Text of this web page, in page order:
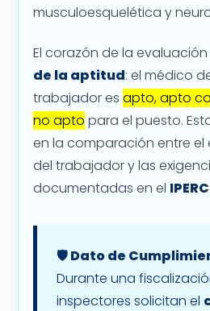
musculoesquelética y
El corazón de la evaluación
de la aptitud: el médico
trabajador es apto, apto
no apto para el puesto.
en la comparación entre el
del trabajador y las
documentadas en el IPERC
🛡️ Dato de
Durante una
inspectores solicitan el